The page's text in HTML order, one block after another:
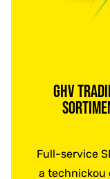
GHV
Full-service
a technickou